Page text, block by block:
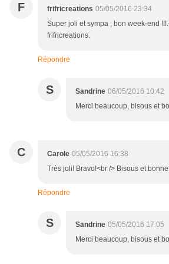
F frifricreations 05/05/2016 23:34
Super joli et sympa , bon week-end
frifricreations.
Répondre
S Sandrine 06/05/2016 10:42
Merci beaucoup, bisous et
C Carole 05/05/2016 16:38
Très joli! Bravo!<br /> Bisous et
Répondre
S Sandrine 05/05/2016 17:05
Merci beaucoup, bisous et